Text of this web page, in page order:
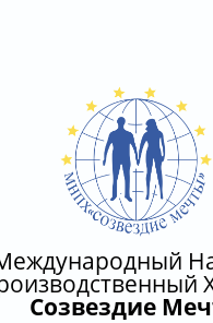
Созвездие